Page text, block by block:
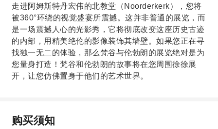
走进阿姆斯特丹宏伟的北教堂（Noorderkerk），您将
被360°环绕的视觉盛宴所震撼。这并非普通的展览，而
是一场震撼人心的光影秀，它将彻底改变这座历史古迹
的内部，用精美绝伦的影像装饰其墙壁。如果您正在寻
找独一无二的体验，那么梵谷与伦勃朗的展览绝对是为
您量身打造！梵谷和伦勃朗的故事将在您周围徐徐展
开，让您仿佛置身于他们的艺术世界。
购买须知